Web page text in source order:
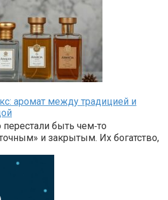
аромат между традицией и
быть чем‑то
и закрытым. Их богатство,